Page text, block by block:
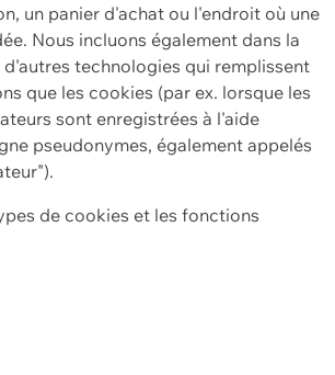
un panier d'achat ou l'endroit où une
Nous incluons également dans la
technologies qui remplissent
que les cookies (par ex. lorsque les
sont enregistrées à l'aide
pseudonymes, également appelés
de cookies et les fonctions